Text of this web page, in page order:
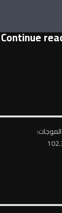
Continue
الموجات: